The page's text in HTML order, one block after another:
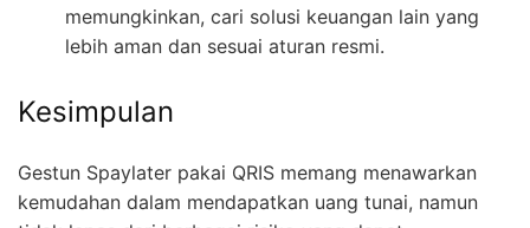
memungkinkan, cari solusi keuangan lain yang
lebih aman dan sesuai aturan resmi.
Kesimpulan
Gestun Spaylater pakai QRIS memang menawarkan
kemudahan dalam mendapatkan uang tunai, namun